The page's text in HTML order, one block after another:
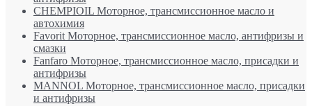
CHEMPIOIL Моторное, трансмиссионное масло и
автохимия
Favorit Моторное, трансмиссионное масло, антифризы и
смазки
Fanfaro Моторное, трансмиссионное масло, присадки и
антифризы
MANNOL Моторное, трансмиссионное масло, присадки
и антифризы